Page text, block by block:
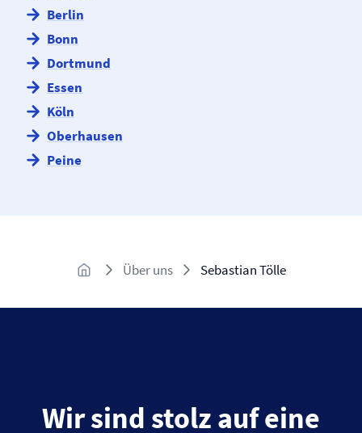
Berlin
Bonn
Dortmund
Essen
Köln
Oberhausen
Peine
Über uns Sebastian Tölle
Wir sind stolz auf eine